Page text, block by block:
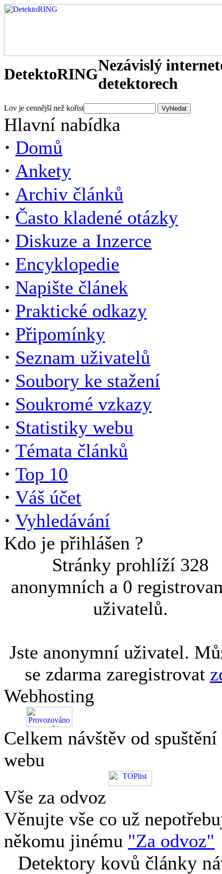
DetektoRINGNezávislý
detektorech
Lov je cennější než kořist
Hlavní nabídka
· Domů
· Ankety
· Archiv článků
· Často kladené otázky
· Diskuze a Inzerce
· Encyklopedie
· Napište článek
· Praktické odkazy
· Připomínky
· Seznam uživatelů
· Soubory ke stažení
· Soukromé vzkazy
· Statistiky webu
· Témata článků
· Top 10
· Váš účet
· Vyhledávání
Kdo je přihlášen ?
Stránky prohlíží 328
anonymních a 0
uživatelů.
Jste anonymní uživatel.
se zdarma zaregistrovat
Webhosting
Celkem návštěv od spuštění
webu
Vše za odvoz
Věnujte vše co už
někomu jinému "Za odvoz"
Detektory kovů články